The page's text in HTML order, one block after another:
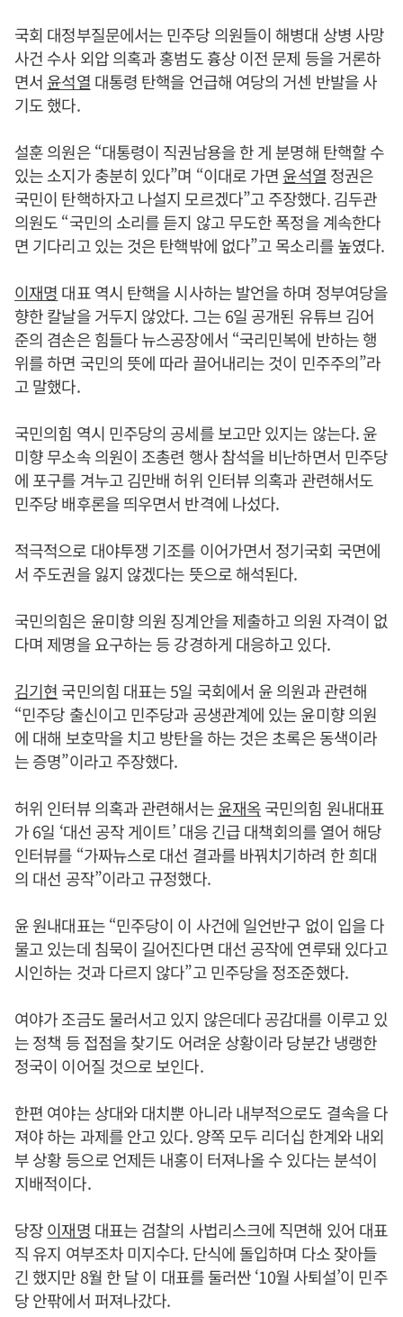
국회 대정부질문에서는 민주당 의원들이 해병대 상병 사망
사건 수사 외압 의혹과 홍범도 흉상 이전 문제 등을 거론하
면서 윤석열 대통령 탄핵을 언급해 여당의 거센 반발을 사
기도 했다.
설훈 의원은 “대통령이 직권남용을 한 게 분명해 탄핵할 수
있는 소지가 충분히 있다”며 “이대로 가면 윤석열 정권은
국민이 탄핵하자고 나설지 모르겠다”고 주장했다. 김두관
의원도 “국민의 소리를 듣지 않고 무도한 폭정을 계속한다
면 기다리고 있는 것은 탄핵밖에 없다”고 목소리를 높였다.
이재명 대표 역시 탄핵을 시사하는 발언을 하며 정부여당을
향한 칼날을 거두지 않았다. 그는 6일 공개된 유튜브 김어
준의 겸손은 힘들다 뉴스공장에서 “국리민복에 반하는 행
위를 하면 국민의 뜻에 따라 끌어내리는 것이 민주주의”라
고 말했다.
국민의힘 역시 민주당의 공세를 보고만 있지는 않는다. 윤
미향 무소속 의원이 조총련 행사 참석을 비난하면서 민주당
에 포구를 겨누고 김만배 허위 인터뷰 의혹과 관련해서도
민주당 배후론을 띄우면서 반격에 나섰다.
적극적으로 대야투쟁 기조를 이어가면서 정기국회 국면에
서 주도권을 잃지 않겠다는 뜻으로 해석된다.
국민의힘은 윤미향 의원 징계안을 제출하고 의원 자격이 없
다며 제명을 요구하는 등 강경하게 대응하고 있다.
김기현 국민의힘 대표는 5일 국회에서 윤 의원과 관련해
“민주당 출신이고 민주당과 공생관계에 있는 윤미향 의원
에 대해 보호막을 치고 방탄을 하는 것은 초록은 동색이라
는 증명”이라고 주장했다.
허위 인터뷰 의혹과 관련해서는윤재옥국민의힘 원내대표
가 6일 ‘대선 공작 게이트’ 대응 긴급 대책회의를 열어 해당
인터뷰를 “가짜뉴스로 대선 결과를 바꿔치기하려 한 희대
의 대선 공작”이라고 규정했다.
윤 원내대표는 “민주당이 이 사건에 일언반구 없이 입을 다
물고 있는데 침묵이 길어진다면 대선 공작에 연루돼 있다고
시인하는 것과 다르지 않다”고 민주당을 정조준했다.
여야가 조금도 물러서고 있지 않은데다 공감대를 이루고 있
는 정책 등 접점을 찾기도 어려운 상황이라 당분간 냉랭한
정국이 이어질 것으로 보인다.
한편 여야는 상대와 대치뿐 아니라 내부적으로도 결속을 다
져야 하는 과제를 안고 있다. 양쪽 모두 리더십 한계와 내외
부 상황 등으로 언제든 내홍이 터져나올 수 있다는 분석이
지배적이다.
당장이재명 대표는 검찰의 사법리스크에 직면해 있어 대표
직 유지 여부조차 미지수다. 단식에 돌입하며 다소 잦아들
긴 했지만 8월 한 달 이 대표를 둘러싼 ‘10월 사퇴설’이 민주
당 안팎에서 퍼져나갔다.